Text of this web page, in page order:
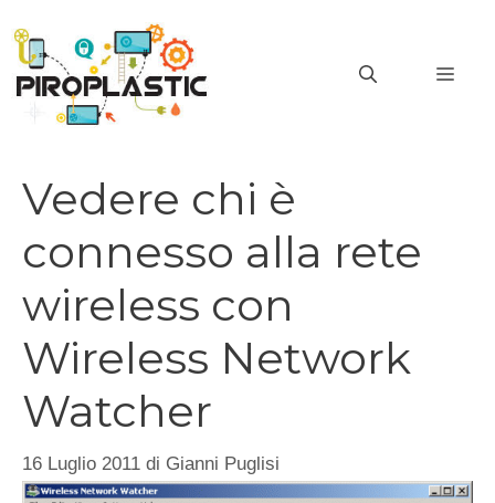
contenuto
Vedere chi è
connesso alla rete
wireless con
Wireless Network
Watcher
16 Luglio 2011 di Gianni Puglisi